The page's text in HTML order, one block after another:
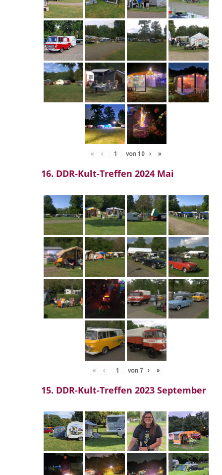
« ‹ von 10 › »
16. DDR-Kult-Treffen 2024 Mai
« ‹ von 7 › »
15. DDR-Kult-Treffen 2023 September